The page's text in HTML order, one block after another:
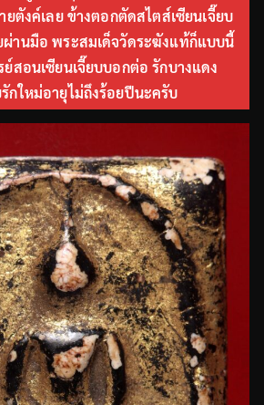
ยตังค์เลย ข้างตอกตัดสไตส์เซียนเจี๊ยบ
านมือ พระสมเด็จวัดระฆังแท้ก็แบบนี้
สอนเซียนเจี๊ยบบอกต่อ รักบางแดง
กใหม่อายุไม่ถึงร้อยปีนะครับ